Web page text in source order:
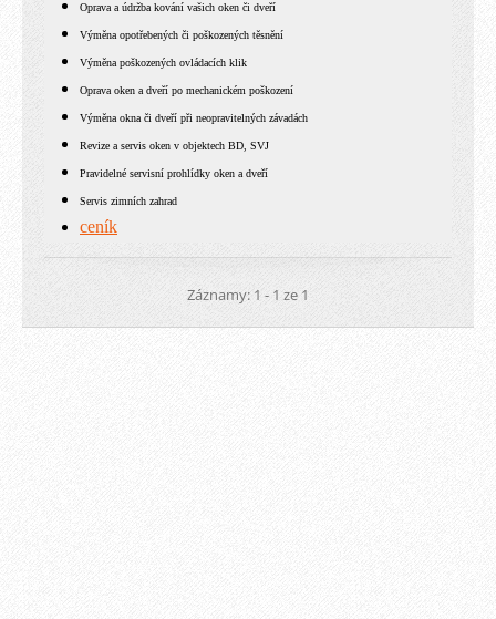
Oprava a údržba kování vašich oken či dveří
Výměna opotřebených či poškozených těsnění
Výměna poškozených ovládacích klik
Oprava oken a dveří po mechanickém poškození
Výměna okna či dveří při neopravitelných závadách
Revize a servis oken v objektech BD, SVJ
Pravidelné servisní prohlídky oken a dveří
Servis zimních zahrad
ceník
Záznamy: 1 - 1 ze 1